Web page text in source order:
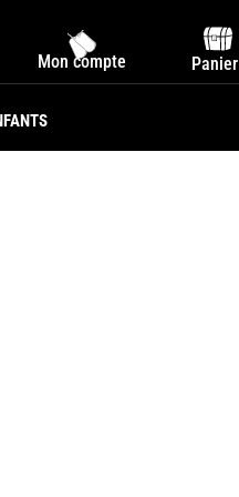
Mon compte Panier